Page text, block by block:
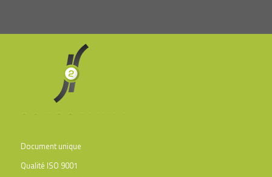
Document unique
Qualité ISO 9001